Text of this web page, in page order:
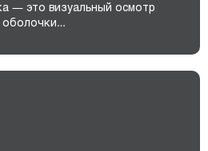
— это визуальный осмотр
оболочки…